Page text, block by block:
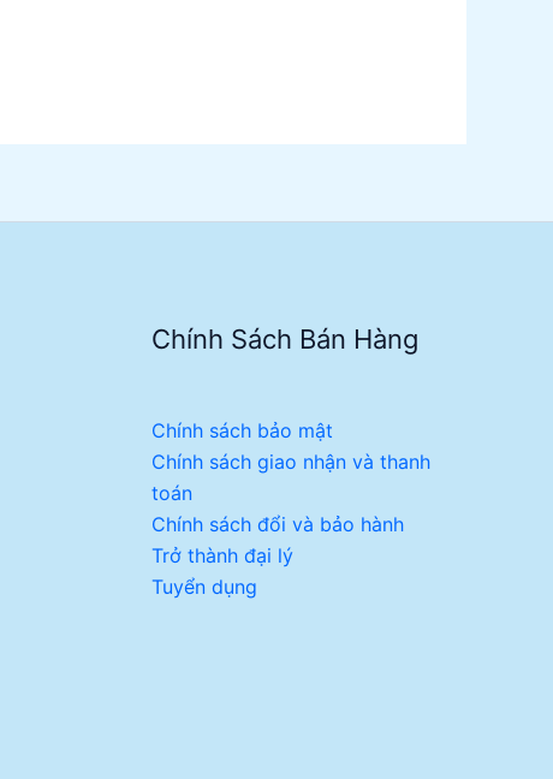
Chính Sách Bán Hàng
Chính sách bảo mật
Chính sách giao nhận và thanh
toán
Chính sách đổi và bảo hành
Trở thành đại lý
Tuyển dụng